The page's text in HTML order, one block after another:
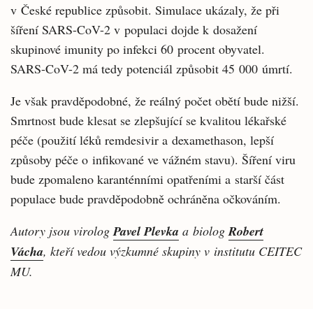
v České republice způsobit. Simulace ukázaly, že při
šíření SARS-CoV-2 v populaci dojde k dosažení
skupinové imunity po infekci 60 procent obyvatel.
SARS-CoV-2 má tedy potenciál způsobit 45 000 úmrtí.
Je však pravděpodobné, že reálný počet obětí bude nižší.
Smrtnost bude klesat se zlepšující se kvalitou lékařské
péče (použití léků remdesivir a dexamethason, lepší
způsoby péče o infikované ve vážném stavu). Šíření viru
bude zpomaleno karanténními opatřeními a starší část
populace bude pravděpodobně ochráněna očkováním.
Autory jsou virolog Pavel Plevka a biolog Robert
Vácha, kteří vedou výzkumné skupiny v institutu CEITEC
MU.